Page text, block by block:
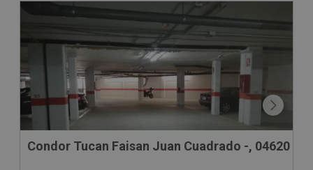
Condor Tucan Faisan Juan Cuadrado -, 04620